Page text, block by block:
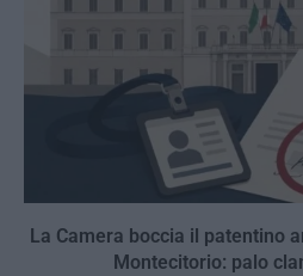
La Camera boccia il patentino
Montecitorio: palo